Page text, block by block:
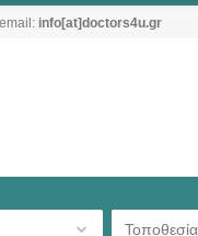
email: info[at]doctors4u.gr